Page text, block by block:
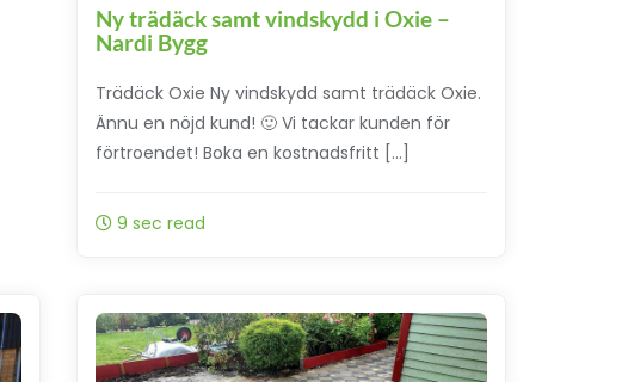
Ny trädäck samt vindskydd i Oxie –
Nardi Bygg
Trädäck Oxie Ny vindskydd samt trädäck Oxie.
Ännu en nöjd kund! 🙂 Vi tackar kunden för
förtroendet! Boka en kostnadsfritt […]
9 sec read